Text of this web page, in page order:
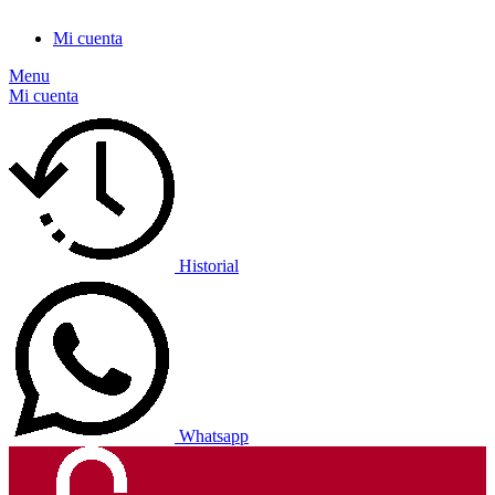
Mi cuenta
Menu
Mi cuenta
Historial
Whatsapp